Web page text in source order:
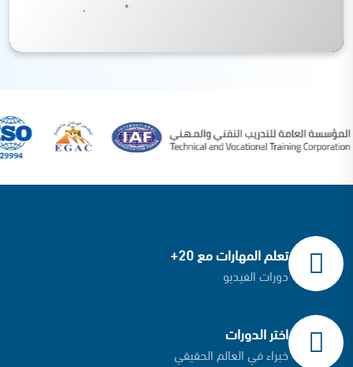
تعلم المهارات مع 20+
دورات الفيديو
اختر الدورات
خبراء في العالم الحقيقي